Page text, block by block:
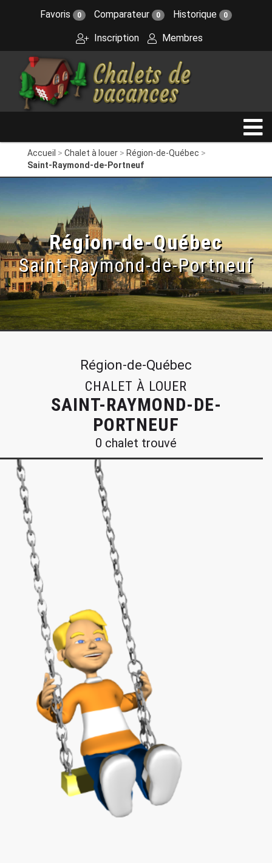
Favoris 0 Comparateur 0 Historique 0
Inscription Membres
Accueil Chalet à louer
Région-de-Québec
Saint-Raymond-de-Portneuf
Région-de-Québec
Saint-Raymond-de-Portneuf
Région-de-Québec
CHALET À LOUER
SAINT-RAYMOND-DE-
PORTNEUF
0 chalet trouvé